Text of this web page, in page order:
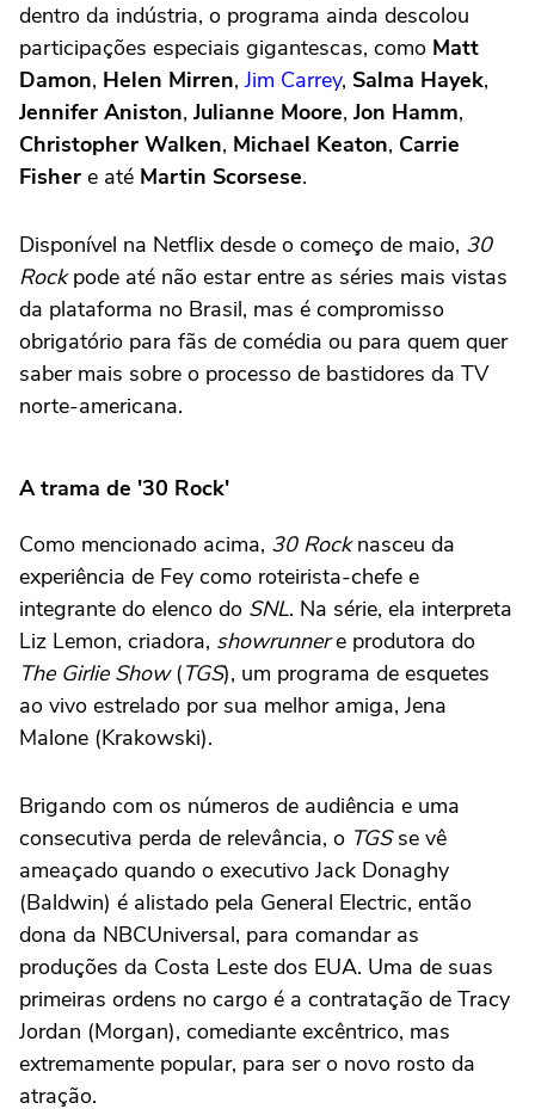
dentro da indústria, o programa ainda descolou
participações especiais gigantescas, como Matt
Damon, Helen Mirren, Jim Carrey, Salma Hayek,
Jennifer Aniston, Julianne Moore, Jon Hamm,
Christopher Walken, Michael Keaton, Carrie
Fisher e até Martin Scorsese.
Disponível na Netflix desde o começo de maio, 30
Rockpode até não estar entre as séries mais vistas
da plataforma no Brasil, mas é compromisso
obrigatório para fãs de comédia ou para quem quer
saber mais sobre o processo de bastidores da TV
norte-americana.
A trama de '30 Rock'
Como mencionado acima, 30 Rocknasceu da
experiência de Fey como roteirista-chefe e
integrante do elenco do SNL. Na série, ela interpreta
Liz Lemon, criadora, showrunnere produtora do
The Girlie Show(TGS), um programa de esquetes
ao vivo estrelado por sua melhor amiga, Jena
Malone (Krakowski).
Brigando com os números de audiência e uma
consecutiva perda de relevância, o TGSse vê
ameaçado quando o executivo Jack Donaghy
(Baldwin) é alistado pela General Electric, então
dona da NBCUniversal, para comandar as
produções da Costa Leste dos EUA. Uma de suas
primeiras ordens no cargo é a contratação de Tracy
Jordan (Morgan), comediante excêntrico, mas
extremamente popular, para ser o novo rosto da
atração.